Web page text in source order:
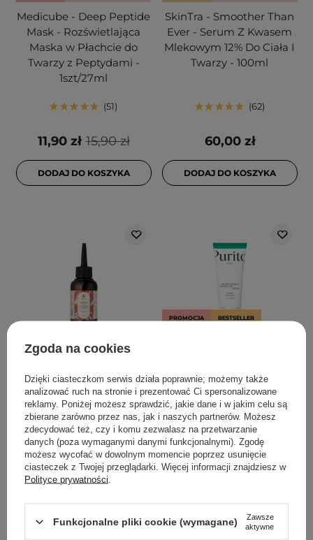
Medicube - Deep Peptide
Mask - Rozświetlająca
Maska w Płachcie do
Twarzy z Peptydami -
1szt/27ml
51
15,90 zł
11,90 zł
DODAJ DO KOSZYKA
SkinTra - Smoother Than
Ever - Serum Z Kwasem
Mlekowym 12% Do Ciała I
Twarzy - 100ml
62
60,00 zł
DODAJ DO KOSZYKA
HairTry - Babyhair Fever -
Wcierka Rozgrzewająca
na Porost Włosów - 100ml
289
48,00 zł
PROMOCJA BESTSELLER
Bamboo Panthenol
Cream - Łagodzący krem
z Pantenolem - 100ml
105
125,00 zł
100,00 zł
Zgoda na cookies
Dzięki ciasteczkom serwis działa poprawnie; możemy także
analizować ruch na stronie i prezentować Ci spersonalizowane
reklamy. Poniżej możesz sprawdzić, jakie dane i w jakim celu są
zbierane zarówno przez nas, jak i naszych partnerów. Możesz
zdecydować też, czy i komu zezwalasz na przetwarzanie
danych (poza wymaganymi danymi funkcjonalnymi). Zgodę
możesz wycofać w dowolnym momencie poprzez usunięcie
ciasteczek z Twojej przeglądarki. Więcej informacji znajdziesz w
Polityce prywatności
Funkcjonalne pliki cookie (wymagane)
Zawsze
aktywne